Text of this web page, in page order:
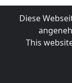
Diese
This